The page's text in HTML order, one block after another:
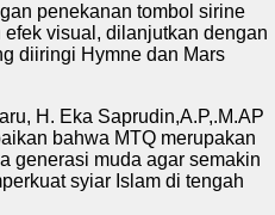
penekanan tombol sirine
visual, dilanjutkan dengan
diiringi Hymne dan Mars
H. Eka Saprudin,A.P,.M.AP
bahwa MTQ merupakan
generasi muda agar semakin
syiar Islam di tengah